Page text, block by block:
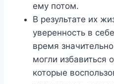
ему потом.
В результате их
уверенность в
время
могли избавиться
которые